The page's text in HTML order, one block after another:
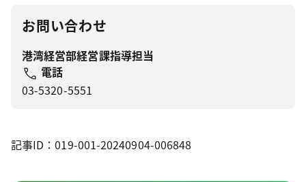
お問い合わせ
港湾経営部経営課指導担当
電話
03-5320-5551
記事ID：019-001-20240904-006848